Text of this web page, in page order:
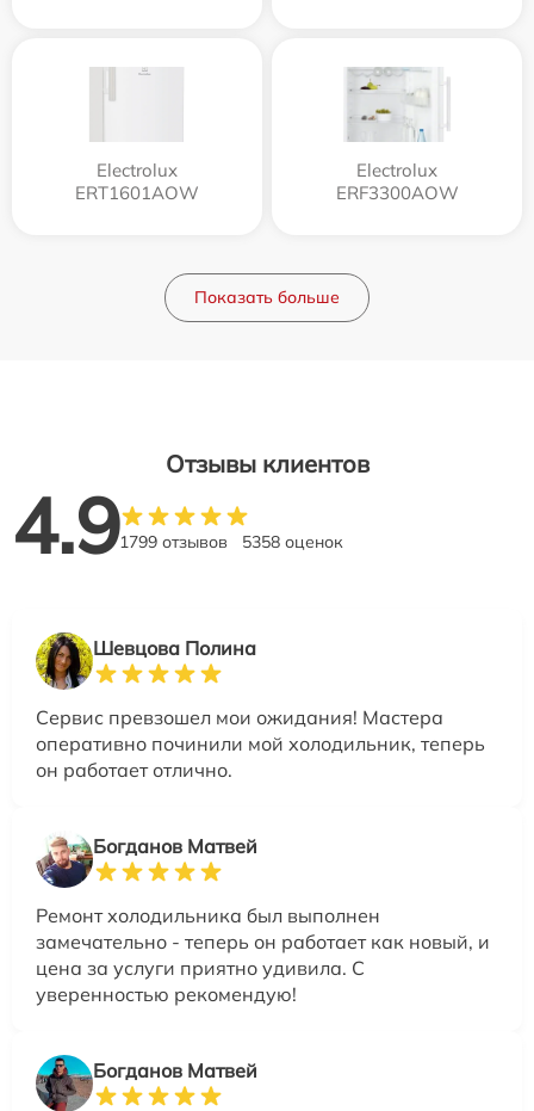
Electrolux
ERT1601AOW
Electrolux
ERF3300AOW
Показать больше
Отзывы клиентов
4.91799 отзывов 5358 оценок
Шевцова Полина
Сервис превзошел мои ожидания! Мастера
оперативно починили мой холодильник, теперь
он работает отлично.
Богданов Матвей
Ремонт холодильника был выполнен
замечательно - теперь он работает как новый, и
цена за услуги приятно удивила. С
уверенностью рекомендую!
Богданов Матвей